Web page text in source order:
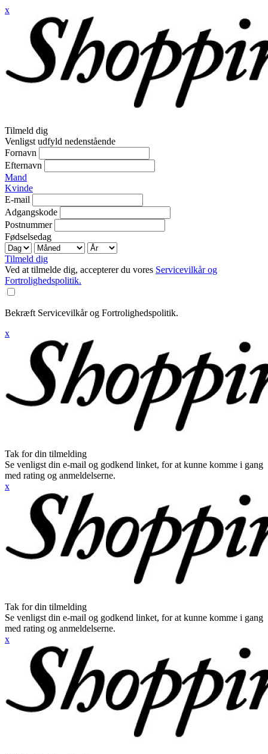
x
Tilmeld dig
Venligst udfyld nedenstående
Fornavn
Efternavn
Mand
Kvinde
E-mail
Adgangskode
Postnummer
Fødselsedag
Tilmeld dig
Ved at tilmelde dig, accepterer du vores Servicevilkår og
Fortrolighedspolitik.
Bekræft Servicevilkår og Fortrolighedspolitik.
x
Tak for din tilmelding
Se venligst din e-mail og godkend linket, for at kunne komme i gang
med rating og anmeldelserne.
x
Tak for din tilmelding
Se venligst din e-mail og godkend linket, for at kunne komme i gang
med rating og anmeldelserne.
x